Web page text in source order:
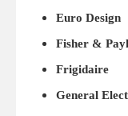
Euro Design
Fisher &
Frigidaire
General